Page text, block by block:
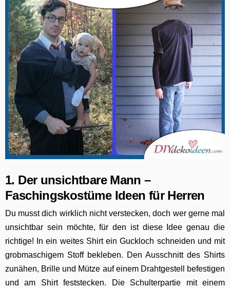
1. Der unsichtbare Mann –
Faschingskostüme Ideen für Herren
Du musst dich wirklich nicht verstecken, doch wer gerne mal
unsichtbar sein möchte, für den ist diese Idee genau die
richtige! In ein weites Shirt ein Guckloch schneiden und mit
grobmaschigem Stoff bekleben. Den Ausschnitt des Shirts
zunähen, Brille und Mütze auf einem Drahtgestell befestigen
und am Shirt feststecken. Die Schulterpartie mit einem